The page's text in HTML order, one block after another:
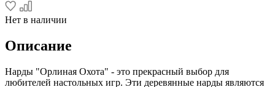
Нет в наличии
Описание
Нарды "Орлиная Охота" - это прекрасный выбор для
любителей настольных игр. Эти деревянные нарды являются